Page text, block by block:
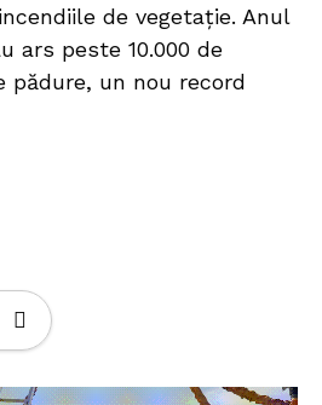
de vegetație. Anul
ars peste 10.000 de
un nou record